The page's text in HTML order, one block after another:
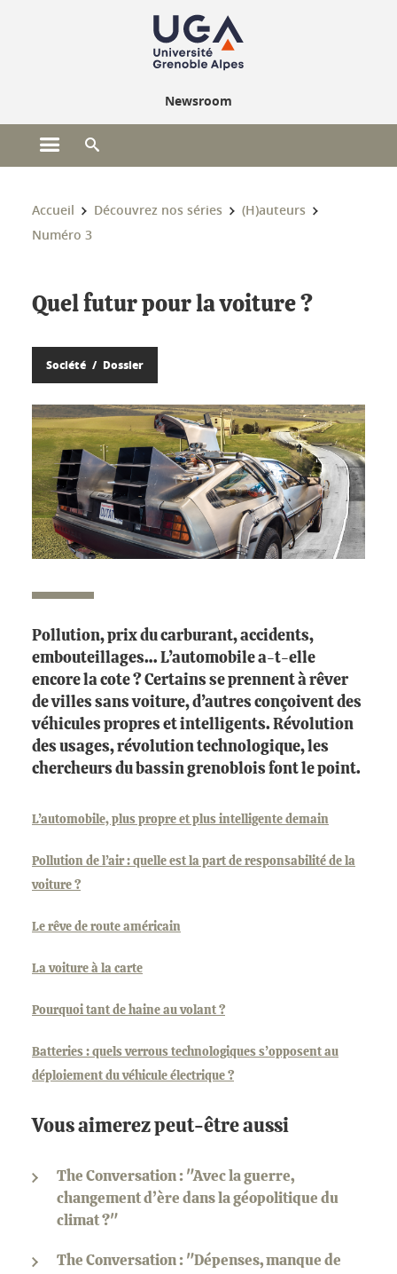
Newsroom
Ouvrir le menu principal
Vous êtes ici :
Accueil Découvrez nos séries
(H)auteurs
Numéro 3
Quel futur pour la voiture ?
Société Dossier
Pollution, prix du carburant, accidents,
embouteillages… L’automobile a-t-elle
encore la cote ? Certains se prennent à rêver
de villes sans voiture, d’autres conçoivent des
véhicules propres et intelligents. Révolution
des usages, révolution technologique, les
chercheurs du bassin grenoblois font le point.
L’automobile, plus propre et plus intelligente demain
Pollution de l’air : quelle est la part de responsabilité de la
voiture ?
Le rêve de route américain
La voiture à la carte
Pourquoi tant de haine au volant ?
Batteries : quels verrous technologiques s’opposent au
déploiement du véhicule électrique ?
Vous aimerez peut-être aussi
The Conversation : "Avec la guerre,
changement d’ère dans la géopolitique du
climat ?"
The Conversation : "Dépenses, manque de